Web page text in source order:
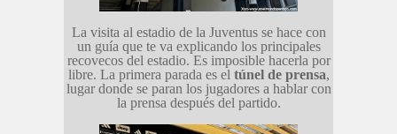
La visita al estadio de la Juventus se hace con
un guía que te va explicando los principales
recovecos del estadio. Es imposible hacerla por
libre. La primera parada es el túnel de prensa,
lugar donde se paran los jugadores a hablar con
la prensa después del partido.